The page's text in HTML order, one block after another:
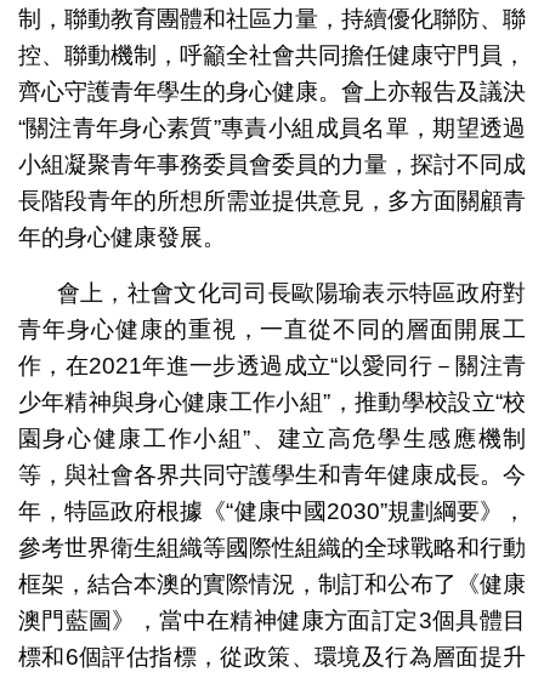
制，聯動教育團體和社區力量，持續優化聯防、聯
控、聯動機制，呼籲全社會共同擔任健康守門員，
齊心守護青年學生的身心健康。會上亦報告及議決
“關注青年身心素質”專責小組成員名單，期望透過
小組凝聚青年事務委員會委員的力量，探討不同成
長階段青年的所想所需並提供意見，多方面關顧青
年的身心健康發展。
會上，社會文化司司長歐陽瑜表示特區政府對
青年身心健康的重視，一直從不同的層面開展工
作，在2021年進一步透過成立“以愛同行－關注青
少年精神與身心健康工作小組”，推動學校設立“校
園身心健康工作小組”、建立高危學生感應機制
等，與社會各界共同守護學生和青年健康成長。今
年，特區政府根據《“健康中國2030”規劃綱要》，
參考世界衛生組織等國際性組織的全球戰略和行動
框架，結合本澳的實際情況，制訂和公布了《健康
澳門藍圖》，當中在精神健康方面訂定3個具體目
標和6個評估指標，從政策、環境及行為層面提升